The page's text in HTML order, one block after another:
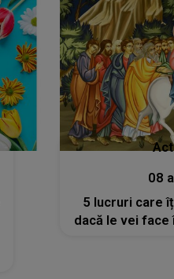
08
5 lucruri care
dacă le vei face